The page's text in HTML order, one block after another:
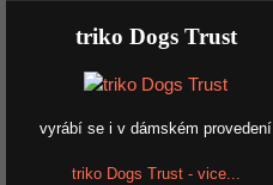
triko Dogs Trust
vyrábí se i v dámském provedení
triko Dogs Trust - vice...